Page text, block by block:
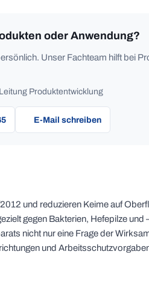
oder Anwendung?
Unser Fachteam hilft bei
Produktentwicklung
E-Mail schreiben
und reduzieren Keime auf
gegen Bakterien, Hefepilze und
nicht nur eine Frage der
und